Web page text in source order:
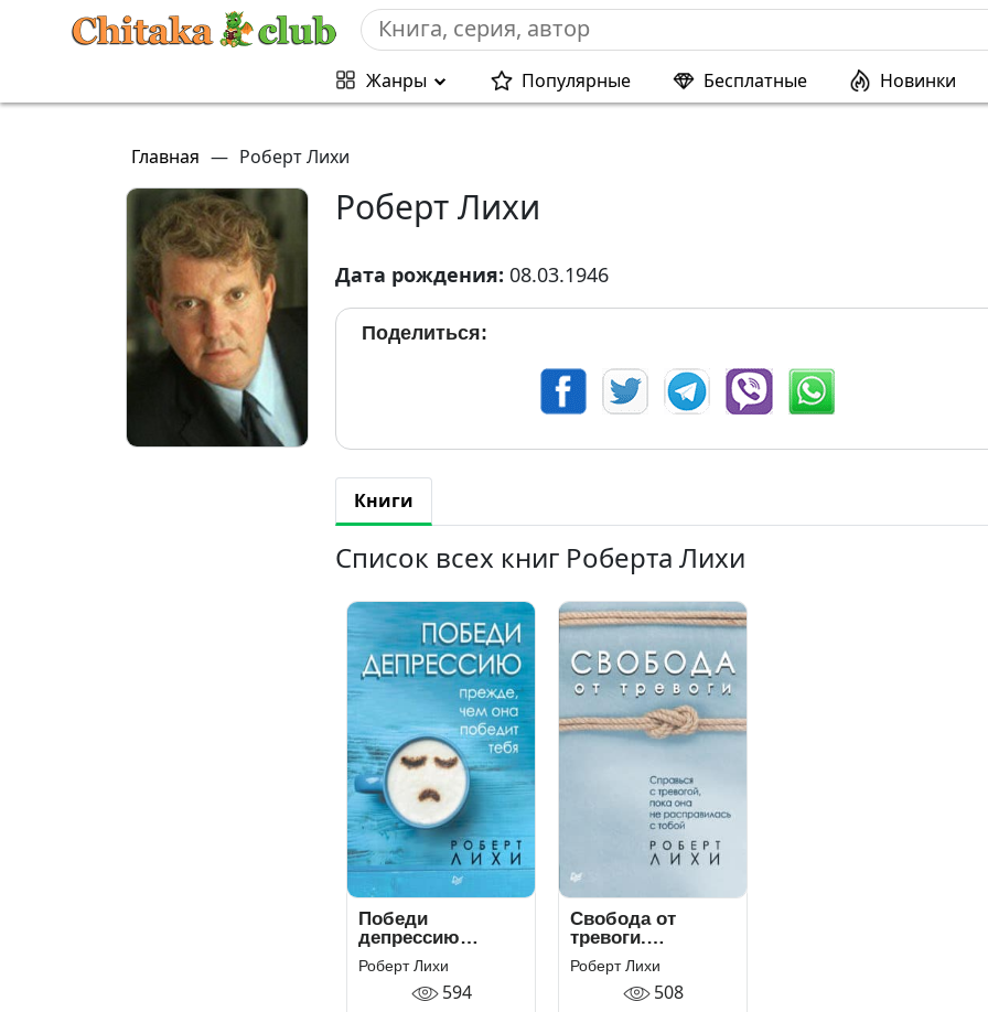
Жанры Популярные Бесплатные Новинки
Главная — Роберт Лихи
Роберт Лихи
Дата рождения: 08.03.1946
Поделиться:
Книги
Список всех книг Роберта Лихи
Победи
депрессию
прежде, чем она
победит тебя
Роберт Лихи
594
Свобода от
тревоги.
Справься с
тревогой, пока
она не
Роберт Лихи
508